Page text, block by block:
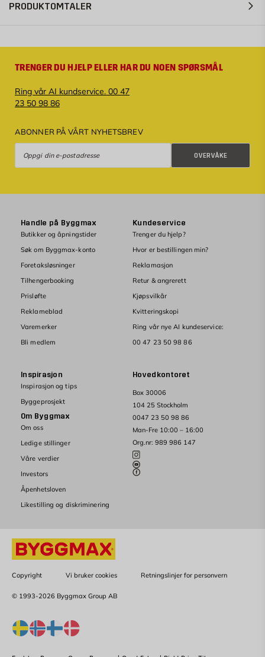
PRODUKTOMTALER
TRENGER DU HJELP ELLER HAR DU NOEN SPØRSMÅL
Ring vår AI kundservice. 00 47
23 50 98 86
ABONNER PÅ VÅRT NYHETSBREV
OVERVÅKE
Hovedkontoret
Box 30006
104 25 Stockholm
0047 23 50 98 86
Man-Fre 10:00 – 16:00
Org.nr: 989 986 147
Handle på Byggmax
Butikker og åpningstider
Søk om Byggmax-konto
Foretaksløsninger
Tilhengerbooking
Prisløfte
Reklameblad
Varemerker
Bli medlem
Kundeservice
Trenger du hjelp?
Hvor er bestillingen min?
Reklamasjon
Retur & angrerett
Kjøpsvilkår
Kvitteringskopi
Ring vår nye AI kundeservice:
00 47 23 50 98 86
Inspirasjon
Inspirasjon og tips
Byggeprosjekt
Om Byggmax
Om oss
Ledige stillinger
Våre verdier
Investors
Åpenhetsloven
Likestilling og diskriminering
Copyright Vi bruker cookies Retningslinjer for personvern
© 1993-2026 Byggmax Group AB